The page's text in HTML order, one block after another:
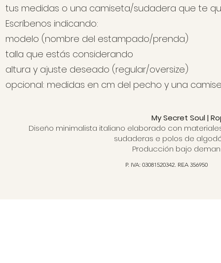
tus medidas o una camiseta/sudadera que te
Escríbenos indicando:
modelo (nombre del estampado/prenda)
talla que estás considerando
altura y ajuste deseado (regular/oversize)
opcional: medidas en cm del pecho y una
My Secret Soul |
Diseño minimalista italiano elaborado con
sudaderas e polos de
Producción bajo
P. IVA: 03081520342. REA 356950